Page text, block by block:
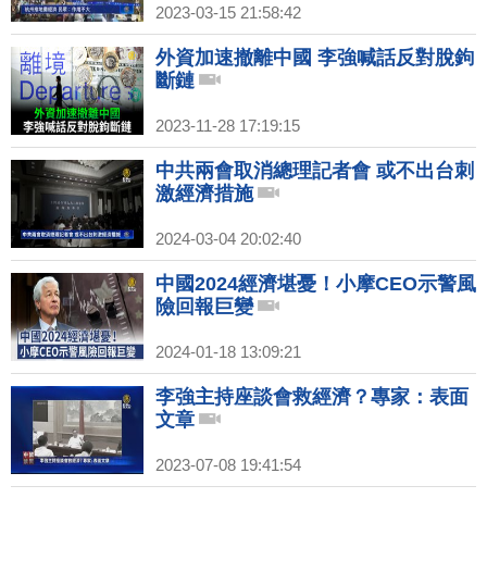
2023-03-15 21:58:42
外資加速撤離中國 李強喊話反對脫鉤
斷鏈
2023-11-28 17:19:15
中共兩會取消總理記者會 或不出台刺
激經濟措施
2024-03-04 20:02:40
中國2024經濟堪憂！小摩CEO示警風
險回報巨變
2024-01-18 13:09:21
李強主持座談會救經濟？專家：表面
文章
2023-07-08 19:41:54